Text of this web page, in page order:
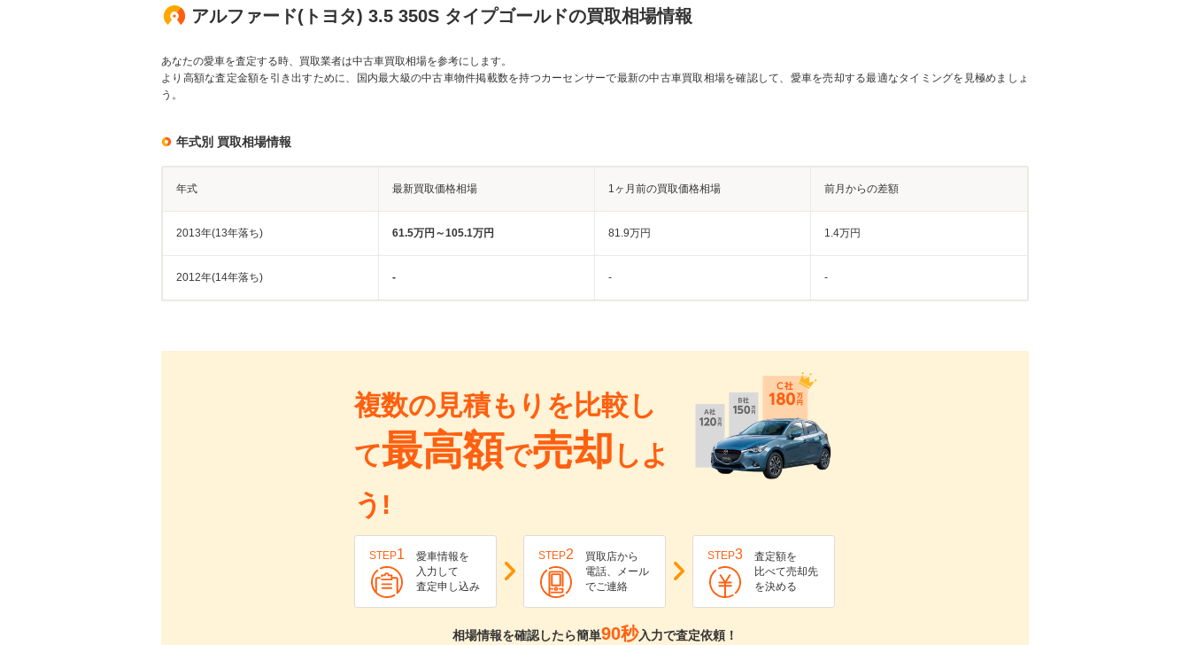
アルファード(トヨタ) 3.5 350S タイプゴールドの買取相場情報
あなたの愛車を査定する時、買取業者は中古車買取相場を参考にします。
より高額な査定金額を引き出すために、国内最大級の中古車物件掲載数を持つカーセンサーで最新の中古車買取相場を確認して、愛車を売却する最適なタイミングを見極めましょ
う。
年式別 買取相場情報
年式 最新買取価格相場 1ヶ月前の買取価格相場 前月からの差額
2013年(13年落ち) 61.5万円～105.1万円 81.9万円 1.4万円
2012年(14年落ち) - - -
複数の見積もりを比較し
て最高額で売却 しよ
う!
STEP1
愛車情報を
入力して
査定申し込み
STEP2
買取店から
電話、メール
でご連絡
STEP3
査定額を
比べて売却先
を決める
相場情報を確認したら簡単90秒入力で査定依頼！